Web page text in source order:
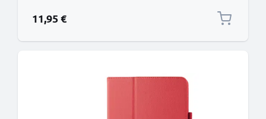
Funda con tapa para tablet PC
11,95 €